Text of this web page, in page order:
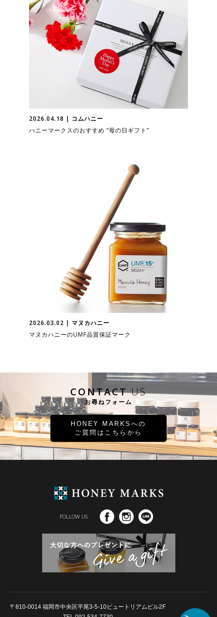
2026.04.18 | コムハニー
ハニーマークスのおすすめ ”母の日ギフト”
2026.03.02 | マヌカハニー
マヌカハニーのUMF品質保証マーク
CONTACTUS
お尋ねフォーム
HONEY MARKSへの
ご質問はこちらから
FOLLOW US
〒810-0014 福岡市中央区平尾3-5-10ビュートリアムビル2F